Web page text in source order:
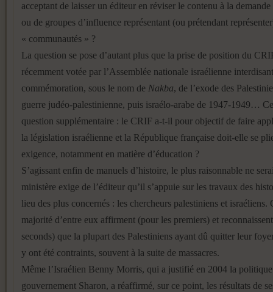
acceptant de laisser un éditeur en réviser le contenu à la demande
ou de groupes d’influence représentant (ou prétendant
« communautés » ?
La question se pose d’autant plus que la prise de position du
récemment votée par l’Assemblée nationale israélienne
commémoration, sous le nom de Nakba, de l’exode des
guerre judéo-palestinienne, puis israélo-arabe de 1947-1949…
question supplémentaire : le CRIF a-t-il pour objectif de faire
la législation israélienne et la République française doit-elle se
exigence, notamment en matière d’éducation ?
S’agissant enfin de manuels d’histoire, le plus raisonnable ne
ministère exige de l’éditeur qu’il s’appuie sur les travaux des
lieu des plus concernés : les chercheurs palestiniens et israéliens.
majorité d’entre eux affirment (pour les premiers) et
seconds) que la plupart des Palestiniens ayant dû quitter leur
y ont été contraints, souvent à la suite de massacres.
Même l’Israélien Benny Morris, qui a justifié en 2004 la
gouvernement Sharon, a réaffirmé, sur ce point, les résultats de